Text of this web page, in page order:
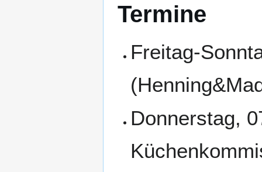
Termine
Freitag-
Donnerstag,